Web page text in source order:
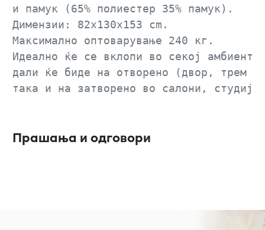
и памук (65% полиестер 35% памук).
Димензии: 82x130x153 cm.
Максимално оптоварување 240 кг.
Идеално ќе се вклопи во секој амбиент
дали ќе биде на отворено (двор, трем
така и на затворено во салони,
Прашања и одговори